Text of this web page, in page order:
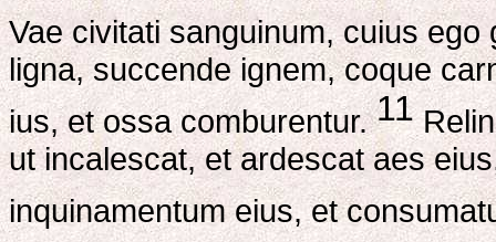
Vae civitati sanguinum, cuius
ligna, succende ignem, coque
ius, et ossa comburentur.11
ut incalescat, et ardescat aes
inquinamentum eius, et